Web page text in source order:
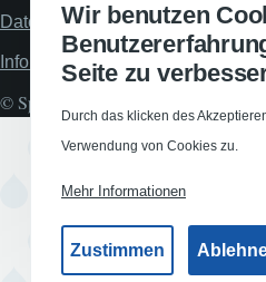
Wir benutzen
Seite zu
Durch das klicken des
Verwendung von Cookies zu.
Mehr Informationen
Zustimmen
Datenschutzerklärung
Informationspflichten
© Spiel- und Turnverein Hünxe 1912